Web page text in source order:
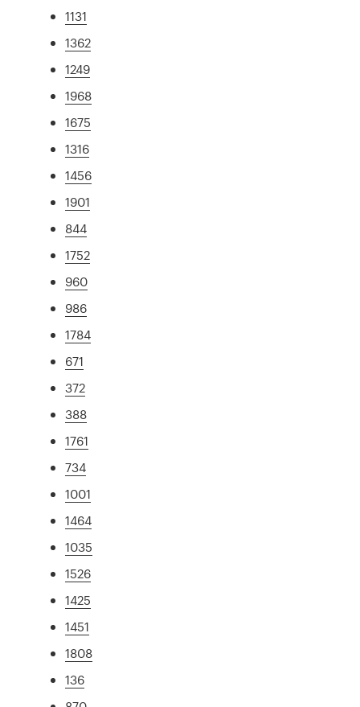
1131
1362
1249
1968
1675
1316
1456
1901
844
1752
960
986
1784
671
372
388
1761
734
1001
1464
1035
1526
1425
1451
1808
136